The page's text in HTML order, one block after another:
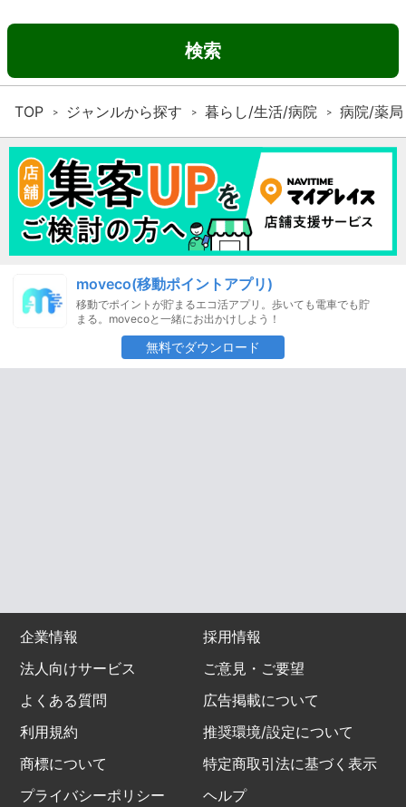
検索
TOP ジャンルから探す 暮らし/生活/病院 病院/薬局
moveco(移動ポイントアプリ)
移動でポイントが貯まるエコ活アプリ。歩いても電車でも貯
まる。movecoと一緒にお出かけしよう！
無料でダウンロード
企業情報
採用情報
法人向けサービス
ご意見・ご要望
よくある質問
広告掲載について
利用規約
推奨環境/設定について
商標について
特定商取引法に基づく表示
プライバシーポリシー
ヘルプ